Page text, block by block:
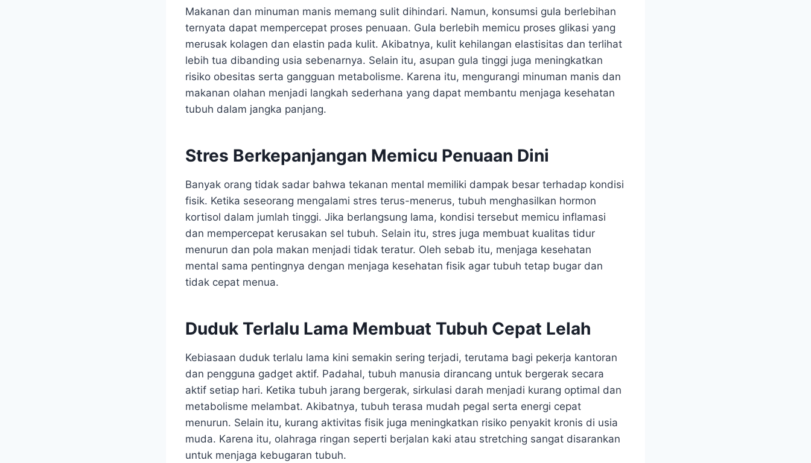
Makanan dan minuman manis memang sulit dihindari. Namun, konsumsi gula berlebihan
ternyata dapat mempercepat proses penuaan. Gula berlebih memicu proses glikasi yang
merusak kolagen dan elastin pada kulit. Akibatnya, kulit kehilangan elastisitas dan terlihat
lebih tua dibanding usia sebenarnya. Selain itu, asupan gula tinggi juga meningkatkan
risiko obesitas serta gangguan metabolisme. Karena itu, mengurangi minuman manis dan
makanan olahan menjadi langkah sederhana yang dapat membantu menjaga kesehatan
tubuh dalam jangka panjang.
Stres Berkepanjangan Memicu Penuaan Dini
Banyak orang tidak sadar bahwa tekanan mental memiliki dampak besar terhadap kondisi
fisik. Ketika seseorang mengalami stres terus-menerus, tubuh menghasilkan hormon
kortisol dalam jumlah tinggi. Jika berlangsung lama, kondisi tersebut memicu inflamasi
dan mempercepat kerusakan sel tubuh. Selain itu, stres juga membuat kualitas tidur
menurun dan pola makan menjadi tidak teratur. Oleh sebab itu, menjaga kesehatan
mental sama pentingnya dengan menjaga kesehatan fisik agar tubuh tetap bugar dan
tidak cepat menua.
Duduk Terlalu Lama Membuat Tubuh Cepat Lelah
Kebiasaan duduk terlalu lama kini semakin sering terjadi, terutama bagi pekerja kantoran
dan pengguna gadget aktif. Padahal, tubuh manusia dirancang untuk bergerak secara
aktif setiap hari. Ketika tubuh jarang bergerak, sirkulasi darah menjadi kurang optimal dan
metabolisme melambat. Akibatnya, tubuh terasa mudah pegal serta energi cepat
menurun. Selain itu, kurang aktivitas fisik juga meningkatkan risiko penyakit kronis di usia
muda. Karena itu, olahraga ringan seperti berjalan kaki atau stretching sangat disarankan
untuk menjaga kebugaran tubuh.